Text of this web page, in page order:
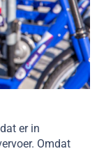
er in
Omdat